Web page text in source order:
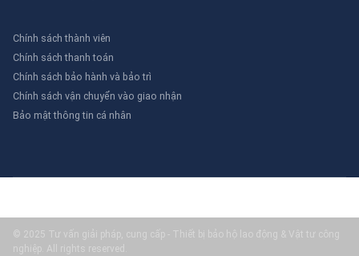
Chính sách thành viên
Chính sách thanh toán
Chính sách bảo hành và bảo trì
Chính sách vận chuyển vào giao nhận
Bảo mật thông tin cá nhân
© 2025 Tư vấn giải pháp, cung cấp - Thiết bị bảo hộ lao động & Vật tư công
nghiệp. All rights reserved.